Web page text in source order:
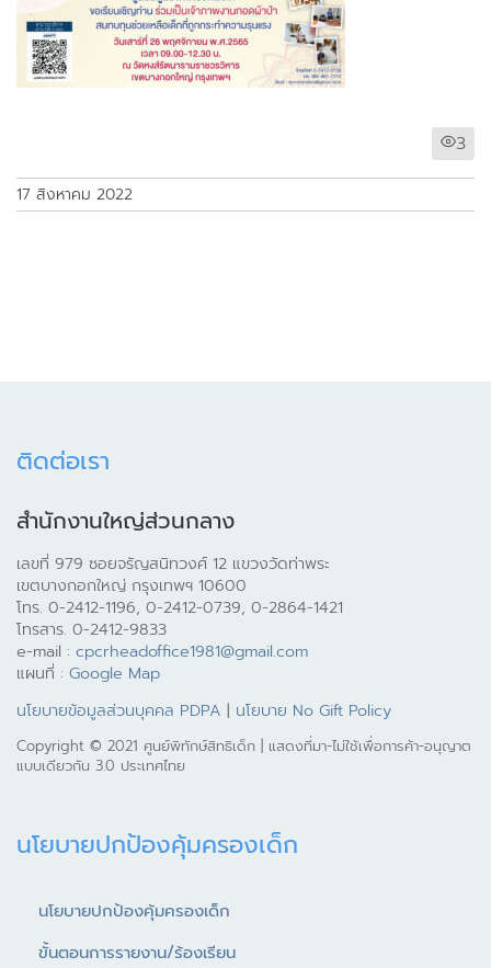
3
17 สิงหาคม 2022
ติดต่อเรา
สำนักงานใหญ่ส่วนกลาง
เลขที่ 979 ซอยจรัญสนิทวงศ์ 12 แขวงวัดท่าพระ
เขตบางกอกใหญ่ กรุงเทพฯ 10600
โทร. 0-2412-1196, 0-2412-0739, 0-2864-1421
โทรสาร. 0-2412-9833
e-mail : cpcrheadoffice1981@gmail.com
แผนที่ : Google Map
นโยบายข้อมูลส่วนบุคคล PDPA | นโยบาย No Gift Policy
Copyright © 2021 ศูนย์พิทักษ์สิทธิเด็ก | แสดงที่มา-ไม่ใช้เพื่อการค้า-อนุญาต
แบบเดียวกัน 3.0 ประเทศไทย
นโยบายปกป้องคุ้มครองเด็ก
นโยบายปกป้องคุ้มครองเด็ก
ขั้นตอนการรายงาน/ร้องเรียน